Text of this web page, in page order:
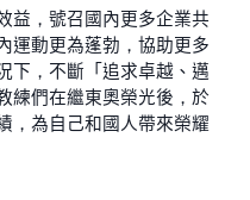
，號召國內更多企業共
運動更為蓬勃，協助更多
下，不斷「追求卓越、邁
練們在繼東奧榮光後，於
，為自己和國人帶來榮耀